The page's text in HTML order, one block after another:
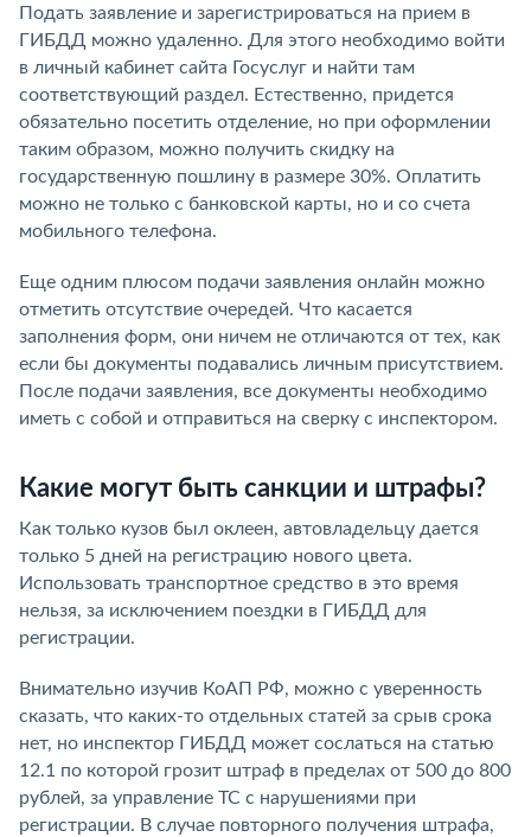
Подать заявление и зарегистрироваться на прием в
ГИБДД можно удаленно. Для этого необходимо войти
в личный кабинет сайта Госуслуг и найти там
соответствующий раздел. Естественно, придется
обязательно посетить отделение, но при оформлении
таким образом, можно получить скидку на
государственную пошлину в размере 30%. Оплатить
можно не только с банковской карты, но и со счета
мобильного телефона.
Еще одним плюсом подачи заявления онлайн можно
отметить отсутствие очередей. Что касается
заполнения форм, они ничем не отличаются от тех, как
если бы документы подавались личным присутствием.
После подачи заявления, все документы необходимо
иметь с собой и отправиться на сверку с инспектором.
Какие могут быть санкции и штрафы?
Как только кузов был оклеен, автовладельцу дается
только 5 дней на регистрацию нового цвета.
Использовать транспортное средство в это время
нельзя, за исключением поездки в ГИБДД для
регистрации.
Внимательно изучив КоАП РФ, можно с уверенность
сказать, что каких-то отдельных статей за срыв срока
нет, но инспектор ГИБДД может сослаться на статью
12.1 по которой грозит штраф в пределах от 500 до 800
рублей, за управление ТС с нарушениями при
регистрации. В случае повторного получения штрафа,